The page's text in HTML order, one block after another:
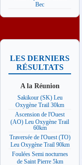
Bec
LES DERNIERS
RÉSULTATS
A la Réunion
Sakikour (SK) Leu
Oxygène Trail 30km
Ascension de l'Ouest
(AO) Leu Oxygène Trail
60km
Traversée de l'Ouest (TO)
Leu Oxygène Trail 90km
Foulées Semi nocturnes
de Saint Pierre 5km